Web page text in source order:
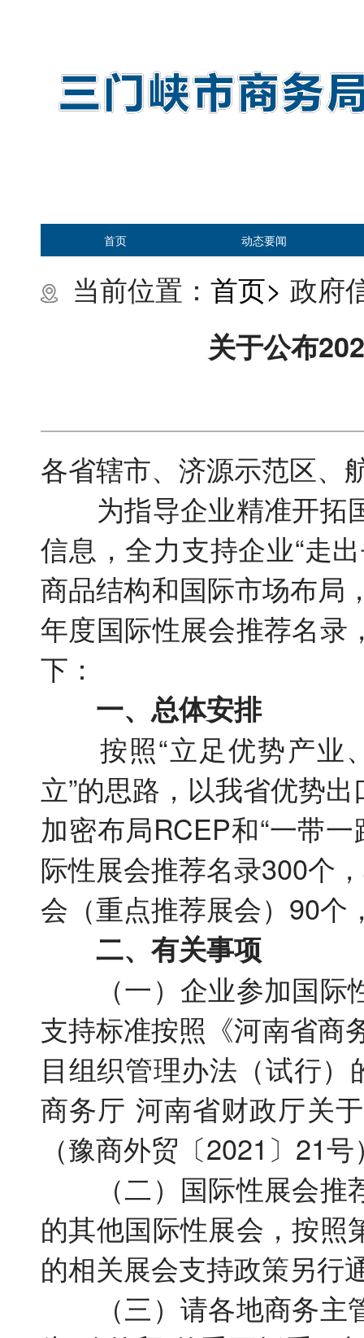
首页 动态要闻
当前位置： 首页> 政府
关于公布
各省辖市、济源示范区、
为指导企业精准开拓
信息，全力支持企业“走
商品结构和国际市场布局
年度国际性展会推荐名录
下：
一、总体安排
按照“立足优势产业
立”的思路，以我省优势
加密布局RCEP和“一带
际性展会推荐名录300个
会（重点推荐展会）90个
二、有关事项
（一）企业参加国际
支持标准按照《河南省商
目组织管理办法（试行
商务厅 河南省财政厅关
（豫商外贸〔2021〕21
（二）国际性展会推
的其他国际性展会，按照
的相关展会支持政策另行
（三）请各地商务主